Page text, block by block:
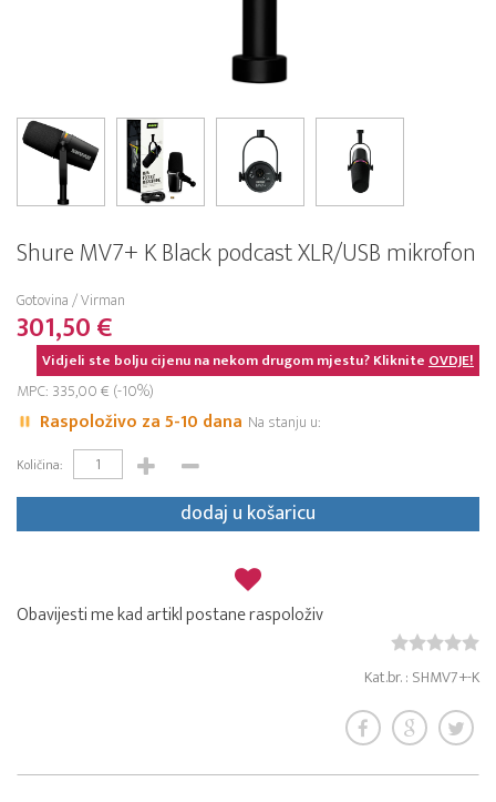
Shure MV7+ K Black podcast XLR/USB mikrofon
Gotovina / Virman
301,50 €
Vidjeli ste bolju cijenu na nekom drugom mjestu? KlikniteOVDJE!
MPC: 335,00 € (-10%)
Raspoloživo za 5-10 dana Na stanju u:
Količina:
dodaj u košaricu
Obavijesti me kad artikl postane raspoloživ
Kat.br. : SHMV7+-K